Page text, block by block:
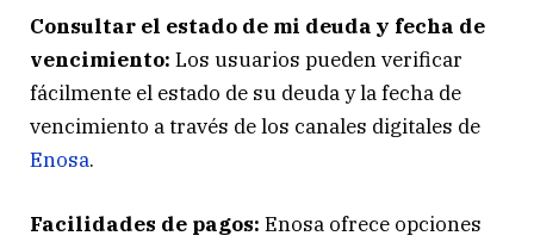
Consultar el estado de mi deuda y fecha de
vencimiento: Los usuarios pueden verificar
fácilmente el estado de su deuda y la fecha de
vencimiento a través de los canales digitales de
Enosa.
Facilidades de pagos: Enosa ofrece opciones